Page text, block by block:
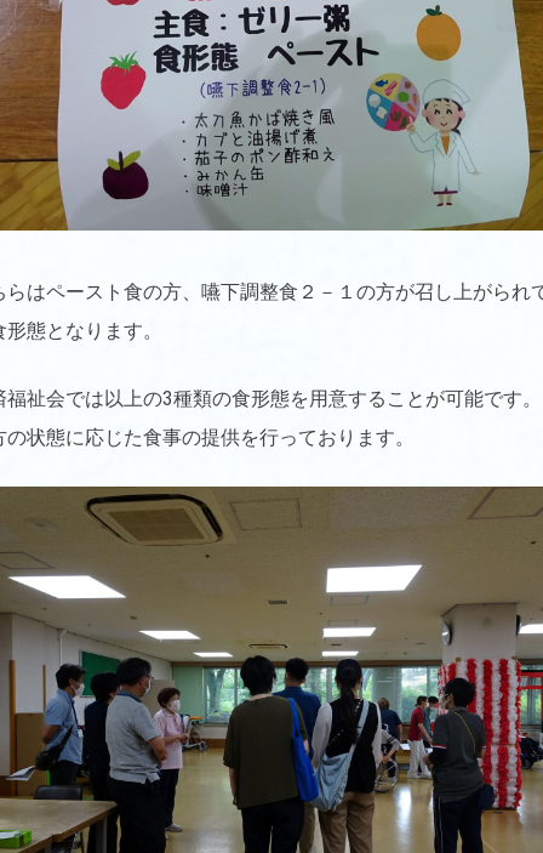
らはペースト食の方、嚥下調整食２－１の方が召し上がられ
形態となります。
福祉会では以上の3種類の食形態を用意することが可能です
の状態に応じた食事の提供を行っております。